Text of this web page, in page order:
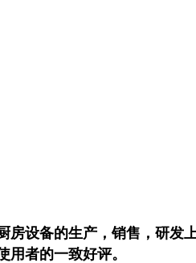
房设备的生产，销售，研发
用者的一致好评。